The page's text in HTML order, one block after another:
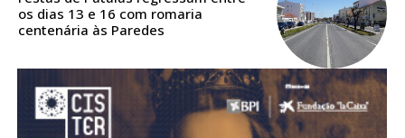
Ofertas para assinatura anual
Escolha o plano
os dias 13 e 16 com romaria
centenária às Paredes